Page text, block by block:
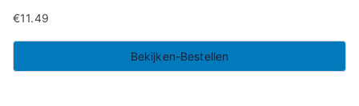
€11.49
Bekijken-Bestellen